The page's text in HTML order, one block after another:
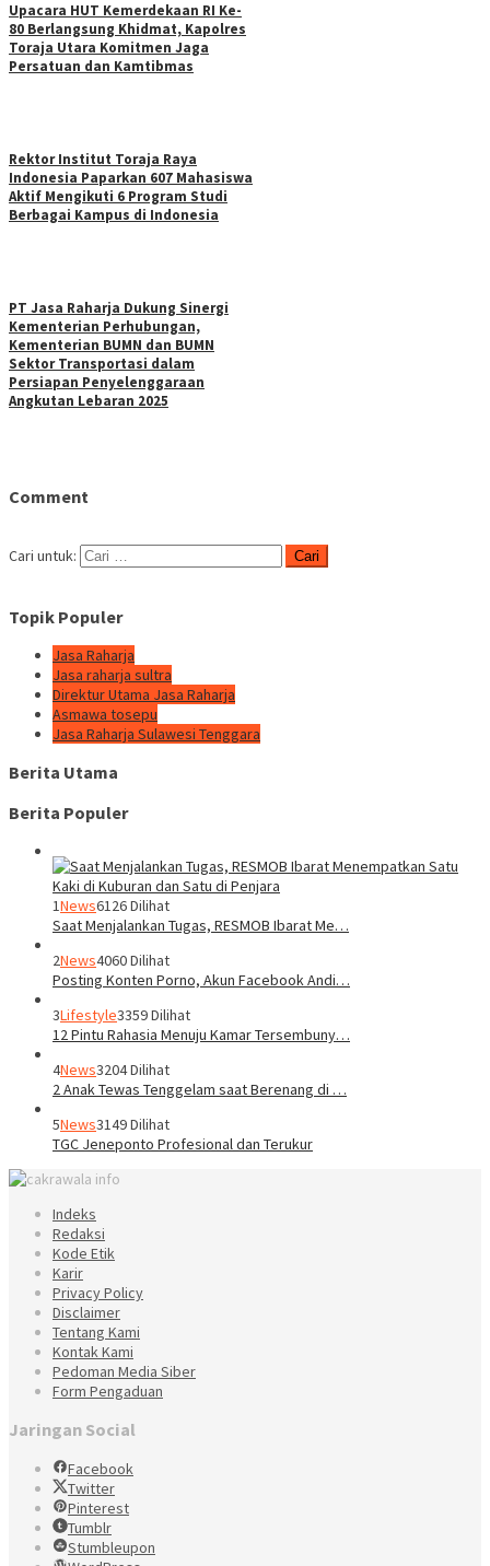
Upacara HUT Kemerdekaan RI Ke-
80 Berlangsung Khidmat, Kapolres
Toraja Utara Komitmen Jaga
Persatuan dan Kamtibmas
Rektor Institut Toraja Raya
Indonesia Paparkan 607 Mahasiswa
Aktif Mengikuti 6 Program Studi
Berbagai Kampus di Indonesia
PT Jasa Raharja Dukung Sinergi
Kementerian Perhubungan,
Kementerian BUMN dan BUMN
Sektor Transportasi dalam
Persiapan Penyelenggaraan
Angkutan Lebaran 2025
Comment
Cari untuk:
Topik Populer
Jasa Raharja
Jasa raharja sultra
Direktur Utama Jasa Raharja
Asmawa tosepu
Jasa Raharja Sulawesi Tenggara
Berita Utama
Berita Populer
1News6126 Dilihat
Saat Menjalankan Tugas, RESMOB Ibarat Me…
2News4060 Dilihat
Posting Konten Porno, Akun Facebook Andi…
3Lifestyle3359 Dilihat
12 Pintu Rahasia Menuju Kamar Tersembuny…
4News3204 Dilihat
2 Anak Tewas Tenggelam saat Berenang di …
5News3149 Dilihat
TGC Jeneponto Profesional dan Terukur
Indeks
Redaksi
Kode Etik
Karir
Privacy Policy
Disclaimer
Tentang Kami
Kontak Kami
Pedoman Media Siber
Form Pengaduan
Jaringan Social
Facebook
Twitter
Pinterest
Tumblr
Stumbleupon